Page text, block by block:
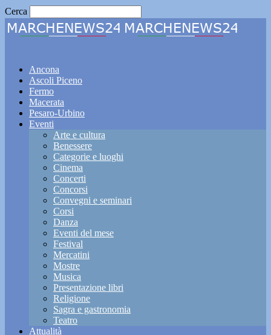
Cerca
Ancona
Ascoli Piceno
Fermo
Macerata
Pesaro-Urbino
Eventi
Arte e cultura
Benessere
Categorie e luoghi
Cinema
Concerti
Concorsi
Convegni e seminari
Corsi
Danza
Eventi del mese
Festival
Mercatini
Mostre
Musica
Presentazione libri
Religione
Sagra e gastronomia
Teatro
Attualità